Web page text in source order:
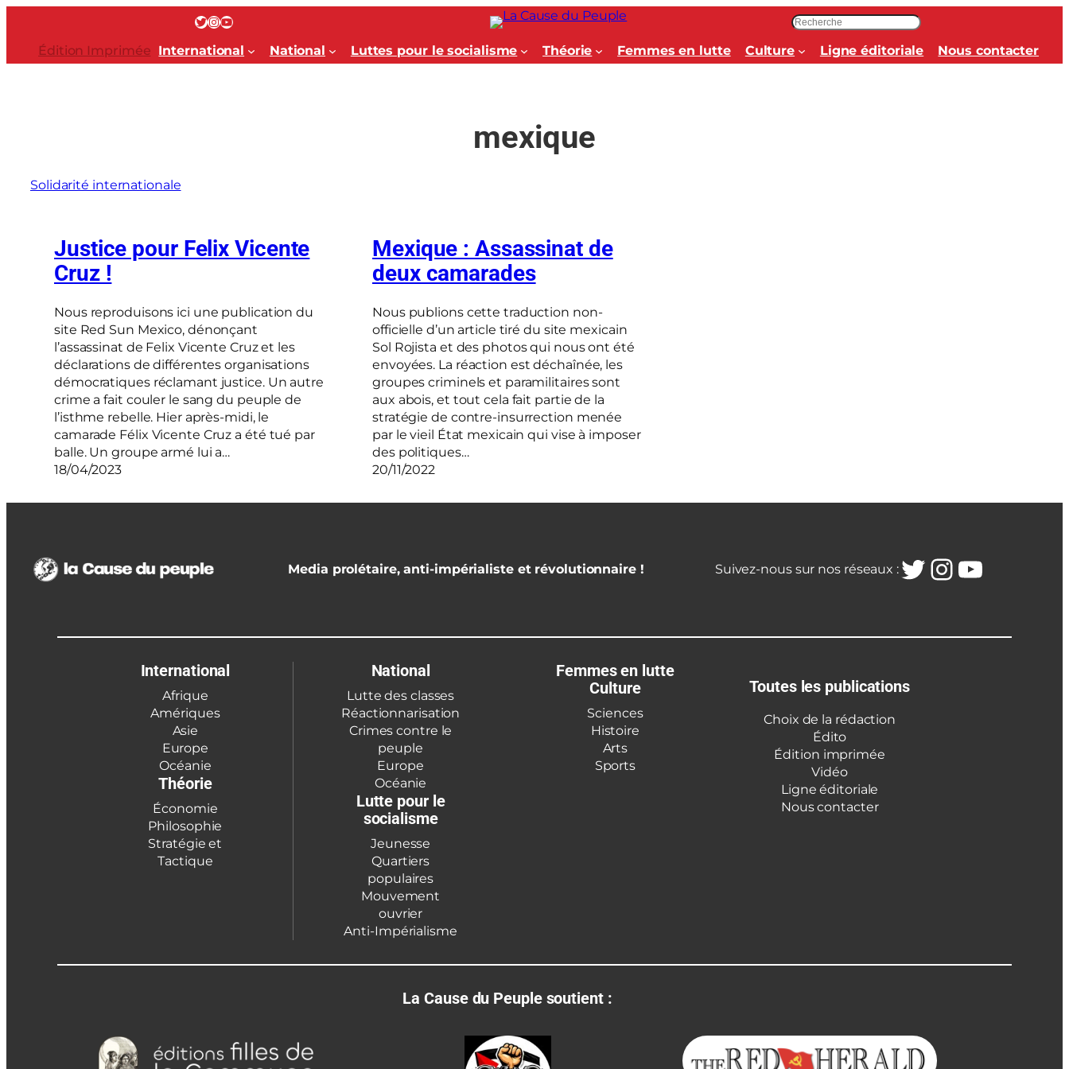
contenu
Twitter InstagramYouTube
c
Édition Imprimée International National Luttes pour le socialisme Théorie Femmes en lutte Culture Ligne éditoriale Nous contacter
mexique
Solidarité internationale
Justice pour Felix Vicente
Cruz !
Nous reproduisons ici une publication du
site Red Sun Mexico, dénonçant
l’assassinat de Felix Vicente Cruz et les
déclarations de différentes organisations
démocratiques réclamant justice. Un autre
crime a fait couler le sang du peuple de
l’isthme rebelle. Hier après-midi, le
camarade Félix Vicente Cruz a été tué par
balle. Un groupe armé lui a…
18/04/2023
Mexique : Assassinat de
deux camarades
Nous publions cette traduction non-
officielle d’un article tiré du site mexicain
Sol Rojista et des photos qui nous ont été
envoyées. La réaction est déchaînée, les
groupes criminels et paramilitaires sont
aux abois, et tout cela fait partie de la
stratégie de contre-insurrection menée
par le vieil État mexicain qui vise à imposer
des politiques…
20/11/2022
Media prolétaire, anti-impérialiste et révolutionnaire ! Suivez-nous sur nos réseaux :Twitter
International
Afrique
Amériques
Asie
Europe
Océanie
Théorie
Économie
Philosophie
Stratégie et
Tactique
National
Lutte des classes
Réactionnarisation
Crimes contre le
peuple
Europe
Océanie
Lutte pour le
socialisme
Jeunesse
Quartiers
populaires
Mouvement
ouvrier
Anti-Impérialisme
Femmes en lutte
Culture
Sciences
Histoire
Arts
Sports
Toutes les publications
Choix de la rédaction
Édito
Édition imprimée
Vidéo
Ligne éditoriale
Nous contacter
La Cause du Peuple soutient :